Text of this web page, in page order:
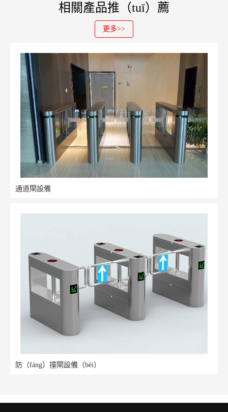
相關產品推（tuī）薦
更多>>
通道閘設備
防（fáng）撞閘設備（bèi）